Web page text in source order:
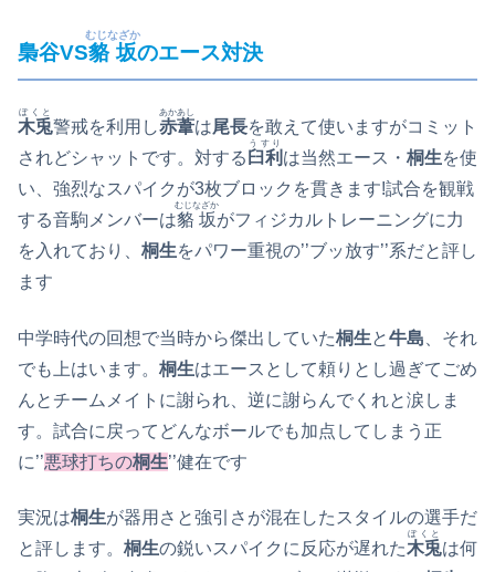
梟谷VS貉坂
むじなざか
のエース対決
木兎
ぼくと
警戒を利用し赤葦
あかあし
は尾長を敢えて使いますがコミット
されどシャットです。対する 臼利
うすり
は当然エース・ 桐生を使
い、強烈なスパイクが3枚ブロックを貫きます!試合を観戦
する音駒メンバーは貉坂
むじなざか
がフィジカルトレーニングに力
を入れており、 桐生をパワー重視の’’ブッ放す’’系だと評し
ます
中学時代の回想で当時から傑出していた桐生と牛島 、それ
でも上はいます。 桐生はエースとして頼りとし過ぎてごめ
んとチームメイトに謝られ、逆に謝らんでくれと涙しま
す。試合に戻ってどんなボールでも加点してしまう正
に’’悪球打ちの桐生’’健在です
実況は桐生が器用さと強引さが混在したスタイルの選手だ
と評します。 桐生の鋭いスパイクに反応が遅れた木兎
ぼくと
は何